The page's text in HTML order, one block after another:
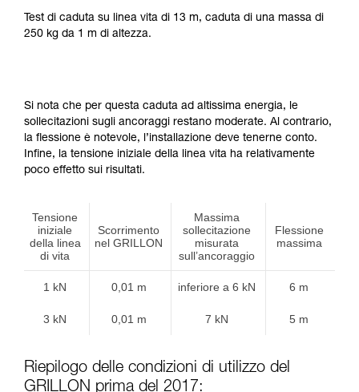
Test di caduta su linea vita di 13 m, caduta di una massa di
250 kg da 1 m di altezza.
Si nota che per questa caduta ad altissima energia, le
sollecitazioni sugli ancoraggi restano moderate. Al contrario,
la flessione è notevole, l’installazione deve tenerne conto.
Infine, la tensione iniziale della linea vita ha relativamente
poco effetto sui risultati.
Tensione
iniziale
della linea
di vita
Scorrimento
nel GRILLON
Massima
sollecitazione
misurata
sull’ancoraggio
Flessione
massima
1 kN 0,01 m inferiore a 6 kN 6 m
3 kN 0,01 m 7 kN 5 m
Riepilogo delle condizioni di utilizzo del
GRILLON prima del 2017: